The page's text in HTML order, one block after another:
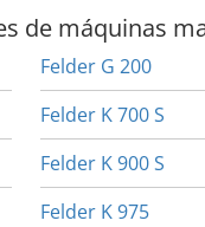
de máquinas
Felder G 200
Felder K 700 S
Felder K 900 S
Felder K 975